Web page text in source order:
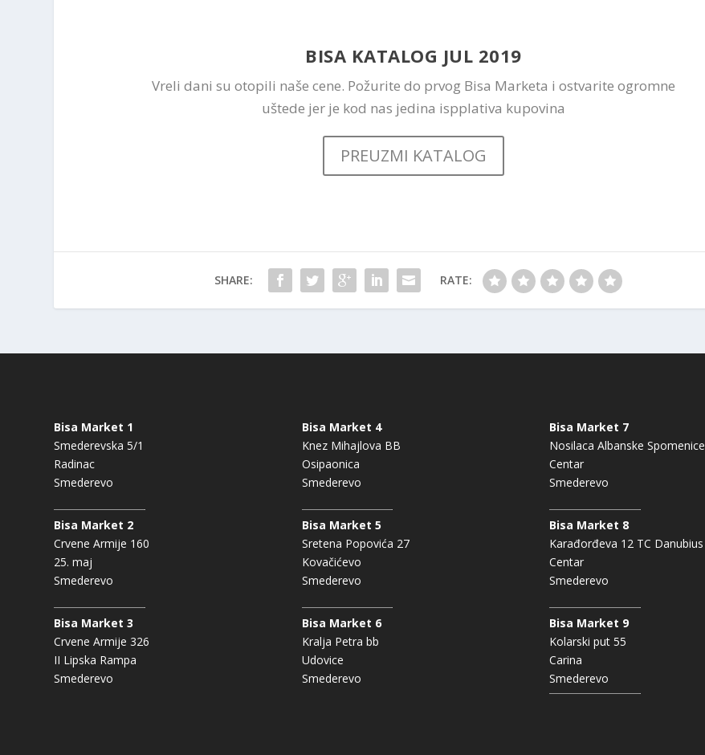
BISA KATALOG JUL 2019
Vreli dani su otopili naše cene. Požurite do prvog Bisa Marketa i ostvarite ogromne
uštede jer je kod nas jedina ispplativa kupovina
PREUZMI KATALOG
SHARE: RATE:
Bisa Market 1
Smederevska 5/1
Radinac
Smederevo
Bisa Market 2
Crvene Armije 160
25. maj
Smederevo
Bisa Market 3
Crvene Armije 326
II Lipska Rampa
Smederevo
Bisa Market 4
Knez Mihajlova BB
Osipaonica
Smederevo
Bisa Market 5
Sretena Popovića 27
Kovačićevo
Smederevo
Bisa Market 6
Kralja Petra bb
Udovice
Smederevo
Bisa Market 7
Nosilaca Albanske Spomenice
Centar
Smederevo
Bisa Market 8
Karađorđeva 12 TC Danubius
Centar
Smederevo
Bisa Market 9
Kolarski put 55
Carina
Smederevo